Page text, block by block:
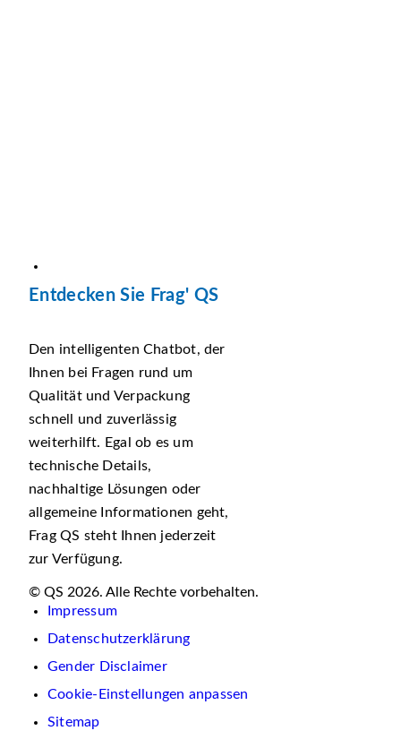
Entdecken Sie Frag' QS
Den intelligenten Chatbot, der
Ihnen bei Fragen rund um
Qualität und Verpackung
schnell und zuverlässig
weiterhilft. Egal ob es um
technische Details,
nachhaltige Lösungen oder
allgemeine Informationen geht,
Frag QS steht Ihnen jederzeit
zur Verfügung.
© QS 2026. Alle Rechte vorbehalten.
Impressum
Datenschutzerklärung
Gender Disclaimer
Cookie-Einstellungen anpassen
Sitemap